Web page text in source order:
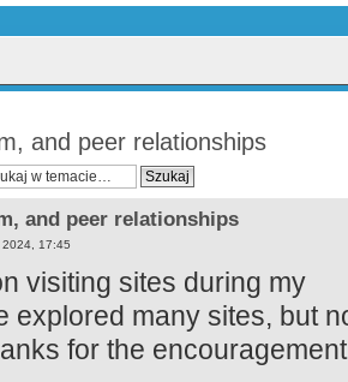
and peer relationships
and peer relationships
2024, 17:45
visiting sites during my
explored many sites, but
for the